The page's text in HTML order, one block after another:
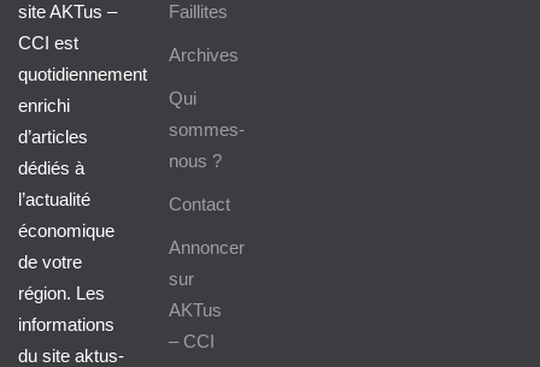
site AKTus –
CCI est
quotidiennement
enrichi
d’articles
dédiés à
l’actualité
économique
de votre
région. Les
informations
du site aktus-
Faillites
Archives
Qui
sommes-
nous ?
Contact
Annoncer
sur
AKTus
– CCI